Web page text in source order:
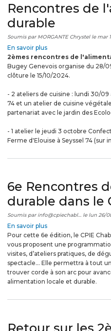
Rencontres de
durable
Soumis par MORGANTE Chrystelle mar
En savoir plus
Rencontres
de
l'alimentation
2èmes rencontres de
Bugey Genevois organise du 28/
clôture le 15/10/2024.
- 2 ateliers de cuisine : lundi 30/09
74 et un atelier de cuisine
partenariat avec le jardin des
- 1 atelier le jeudi 3 octobre
Ferme d'Elouise à Seyssel 74 (sur
6e Rencontres
durable dans le
Soumis par info@cpiechabl… le lun 26/
En savoir plus
6e
Rencontres
de
l'alimentation
durable
dans
Chablais
Pour cette 6e édition, le CPIE
vous proposent une
visites, d’ateliers pratiques, de
spectacle... Elle permettra à tout
trouver corde à son arc pour
alimentation locale et durable.
Retour sur les